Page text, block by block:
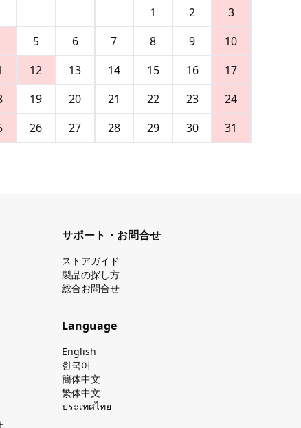
1
2
3
5 6 7 8 9
10
12 13 14 15 16
17
19 20 21 22 23
24
26 27 28 29 30 31
サポート・お問合せ
ストアガイド
製品の探し⽅
総合お問合せ
Language
English
한국어
簡体中文
繁体中文
ประเทศไทย